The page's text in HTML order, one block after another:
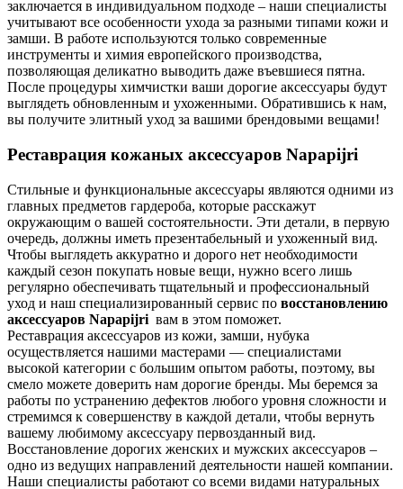
заключается в индивидуальном подходе – наши специалисты
учитывают все особенности ухода за разными типами кожи и
замши. В работе используются только современные
инструменты и химия европейского производства,
позволяющая деликатно выводить даже въевшиеся пятна.
После процедуры химчистки ваши дорогие аксессуары будут
выглядеть обновленным и ухоженными. Обратившись к нам,
вы получите элитный уход за вашими брендовыми вещами!
Реставрация кожаных аксессуаров Napapijri
Стильные и функциональные аксессуары являются одними из
главных предметов гардероба, которые расскажут
окружающим о вашей состоятельности. Эти детали, в первую
очередь, должны иметь презентабельный и ухоженный вид.
Чтобы выглядеть аккуратно и дорого нет необходимости
каждый сезон покупать новые вещи, нужно всего лишь
регулярно обеспечивать тщательный и профессиональный
уход и наш специализированный сервис по восстановлению
аксессуаров Napapijri вам в этом поможет.
Реставрация аксессуаров из кожи, замши, нубука
осуществляется нашими мастерами — специалистами
высокой категории с большим опытом работы, поэтому, вы
смело можете доверить нам дорогие бренды. Мы беремся за
работы по устранению дефектов любого уровня сложности и
стремимся к совершенству в каждой детали, чтобы вернуть
вашему любимому аксессуару первозданный вид.
Восстановление дорогих женских и мужских аксессуаров –
одно из ведущих направлений деятельности нашей компании.
Наши специалисты работают со всеми видами натуральных